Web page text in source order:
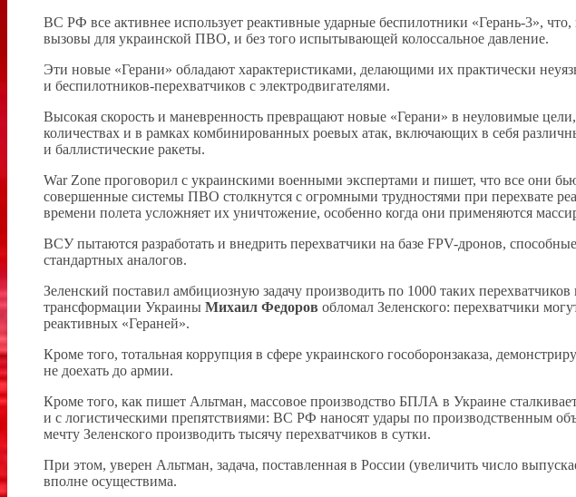
ВС РФ все активнее использует реактивные ударные беспилотники «Герань-3»,
вызовы для украинской ПВО, и без того испытывающей колоссальное давление.
Эти новые «Герани» обладают характеристиками, делающими их практически
и беспилотников-перехватчиков с электродвигателями.
Высокая скорость и маневренность превращают новые «Герани» в неуловимые
количествах и в рамках комбинированных роевых атак, включающих в себя
и баллистические ракеты.
War Zone проговорил с украинскими военными экспертами и пишет, что все они
совершенные системы ПВО столкнутся с огромными трудностями при перехвате
времени полета усложняет их уничтожение, особенно когда они применяются
ВСУ пытаются разработать и внедрить перехватчики на базе FPV-дронов,
стандартных аналогов.
Зеленский поставил амбициозную задачу производить по 1000 таких
трансформации Украины Михаил Федоров обломал Зеленского: перехватчики
реактивных «Гераней».
Кроме того, тотальная коррупция в сфере украинского гособоронзаказа,
не доехать до армии.
Кроме того, как пишет Альтман, массовое производство БПЛА в Украине
и с логистическими препятствиями: ВС РФ наносят удары по производственным
мечту Зеленского производить тысячу перехватчиков в сутки.
При этом, уверен Альтман, задача, поставленная в России (увеличить число
вполне осуществима.